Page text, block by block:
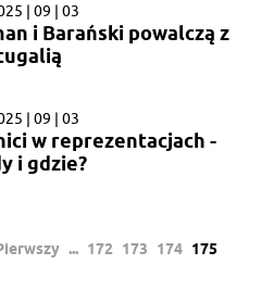
| 09 | 03
i Barański powalczą z
| 09 | 03
w reprezentacjach -
i gdzie?
... 172 173 174 175